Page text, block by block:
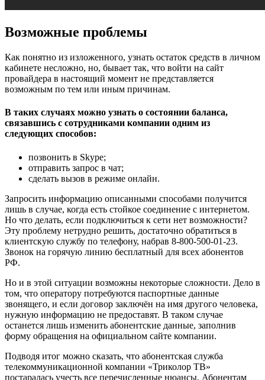
Возможные проблемы
Как понятно из изложенного, узнать остаток средств в личном
кабинете несложно, но, бывает так, что войти на сайт
провайдера в настоящий момент не представляется
возможным по тем или иным причинам.
В таких случаях можно узнать о состоянии баланса,
связавшись с сотрудниками компании одним из
следующих способов:
позвонить в Skype;
отправить запрос в чат;
сделать вызов в режиме онлайн.
Запросить информацию описанными способами получится
лишь в случае, когда есть стойкое соединение с интернетом.
Но что делать, если подключиться к сети нет возможности?
Эту проблему нетрудно решить, достаточно обратиться в
клиентскую службу по телефону, набрав 8-800-500-01-23.
Звонок на горячую линию бесплатный для всех абонентов
РФ.
Но и в этой ситуации возможны некоторые сложности. Дело в
том, что оператору потребуются паспортные данные
звонящего, и если договор заключён на имя другого человека,
нужную информацию не предоставят. В таком случае
останется лишь изменить абонентские данные, заполнив
форму обращения на официальном сайте компании.
Подводя итог можно сказать, что абонентская служба
телекоммуникационной компании «Триколор ТВ»
постаралась учесть все перечисленные нюансы. Абонентам